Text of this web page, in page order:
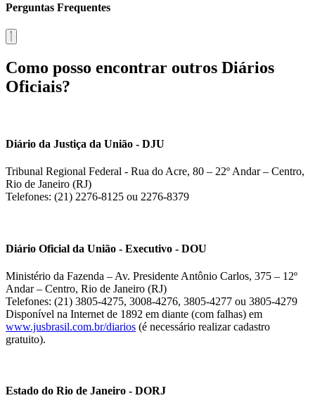
Perguntas Frequentes
Como posso encontrar outros Diários
Oficiais?
Diário da Justiça da União - DJU
Tribunal Regional Federal - Rua do Acre, 80 – 22º Andar – Centro,
Rio de Janeiro (RJ)
Telefones: (21) 2276-8125 ou 2276-8379
Diário Oficial da União - Executivo - DOU
Ministério da Fazenda – Av. Presidente Antônio Carlos, 375 – 12º
Andar – Centro, Rio de Janeiro (RJ)
Telefones: (21) 3805-4275, 3008-4276, 3805-4277 ou 3805-4279
Disponível na Internet de 1892 em diante (com falhas) em
www.jusbrasil.com.br/diarios (é necessário realizar cadastro
gratuito).
Estado do Rio de Janeiro - DORJ